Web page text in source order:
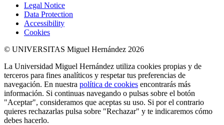
Legal Notice
Data Protection
Accessibility
Cookies
© UNIVERSITAS Miguel Hernández 2026
La Universidad Miguel Hernández utiliza cookies propias y de
terceros para fines analíticos y respetar tus preferencias de
navegación. En nuestra política de cookies encontrarás más
información. Si continuas navegando o pulsas sobre el botón
"Aceptar", consideramos que aceptas su uso. Si por el contrario
quieres rechazarlas pulsa sobre "Rechazar" y te indicaremos cómo
debes hacerlo.